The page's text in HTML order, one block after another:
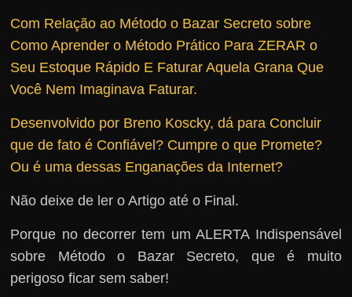
o
r
e
s
r
o
d
a
W
Com Relação ao Método o Bazar Secreto sobre
Como Aprender o Método Prático Para ZERAR o
Seu Estoque Rápido E Faturar Aquela Grana Que
Você Nem Imaginava Faturar.
Desenvolvido por Breno Koscky, dá para Concluir
que de fato é Confiável? Cumpre o que Promete?
Ou é uma dessas Enganações da Internet?
Não deixe de ler o Artigo até o Final.
Porque no decorrer tem um ALERTA Indispensável
sobre Método o Bazar Secreto, que é muito
perigoso ficar sem saber!